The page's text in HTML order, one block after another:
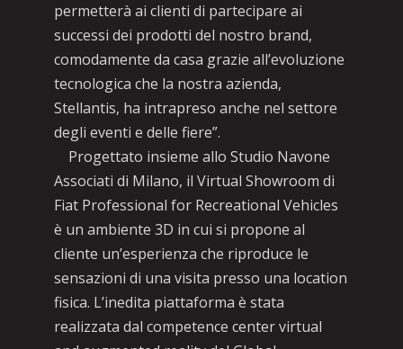
permetterà ai clienti di partecipare ai
successi dei prodotti del nostro brand,
comodamente da casa grazie all’evoluzione
tecnologica che la nostra azienda,
Stellantis, ha intrapreso anche nel settore
degli eventi e delle fiere”.
Progettato insieme allo Studio Navone
Associati di Milano, il Virtual Showroom di
Fiat Professional for Recreational Vehicles
è un ambiente 3D in cui si propone al
cliente un’esperienza che riproduce le
sensazioni di una visita presso una location
fisica. L’inedita piattaforma è stata
realizzata dal competence center virtual